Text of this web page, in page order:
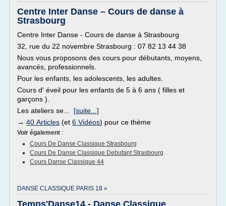
Centre Inter Danse – Cours de danse à
Strasbourg
Centre Inter Danse - Cours de danse à Strasbourg
32, rue du 22 novembre Strasbourg : 07 82 13 44 38
Nous vous proposons des cours pour débutants, moyens,
avancés, professionnels.
Pour les enfants, les adolescents, les adultes.
Cours d' éveil pour les enfants de 5 à 6 ans ( filles et
garçons ).
Les ateliers se... [suite...]
→ 40 Articles (et 6 Vidéos) pour ce thème
Voir également :
Cours De Danse Classique Strasbourg
Cours De Danse Classique Debutant Strasbourg
Cours Danse Classique 44
DANSE CLASSIQUE PARIS 18 »
Temps'Danse14 - Danse Classique